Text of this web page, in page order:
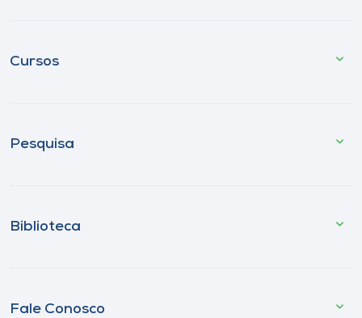
Cursos
Pesquisa
Biblioteca
Fale Conosco